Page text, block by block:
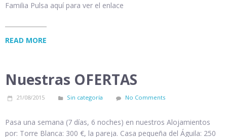
Familia Pulsa aquí para ver el enlace
READ MORE
Nuestras OFERTAS
21/08/2015 Sin categoría No Comments
Pasa una semana (7 días, 6 noches) en nuestros Alojamientos
por: Torre Blanca: 300 €, la pareja. Casa pequeña del Águila: 250